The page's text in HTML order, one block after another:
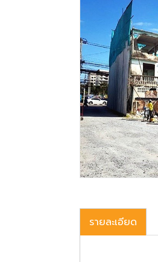
รายละเอียด